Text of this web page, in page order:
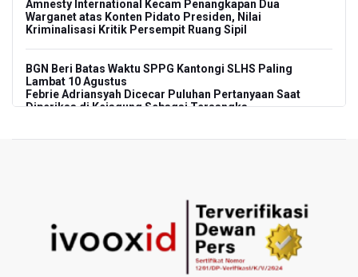
Amnesty International Kecam Penangkapan Dua
Warganet atas Konten Pidato Presiden, Nilai
Kriminalisasi Kritik Persempit Ruang Sipil
BGN Beri Batas Waktu SPPG Kantongi SLHS Paling
Lambat 10 Agustus
Febrie Adriansyah Dicecar Puluhan Pertanyaan Saat
Diperiksa di Kejagung Sebagai Tersangka
SEA V Cup 2026: Timnas Voli Putri Indonesia Menang
Lawan Vietnam 3-2
Kebakaran Landa Gedung Bapenda DKI Jakarta